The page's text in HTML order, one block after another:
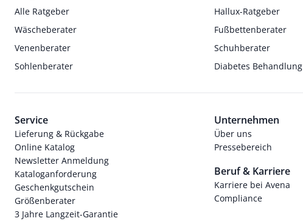
Alle Ratgeber
Hallux-Ratgeber
Wäscheberater
Fußbettenberater
Venenberater
Schuhberater
Sohlenberater
Diabetes Behandlung
Service
Lieferung & Rückgabe
Online Katalog
Newsletter Anmeldung
Kataloganforderung
Geschenkgutschein
Größenberater
3 Jahre Langzeit-Garantie
Unternehmen
Über uns
Pressebereich
Beruf & Karriere
Karriere bei Avena
Compliance